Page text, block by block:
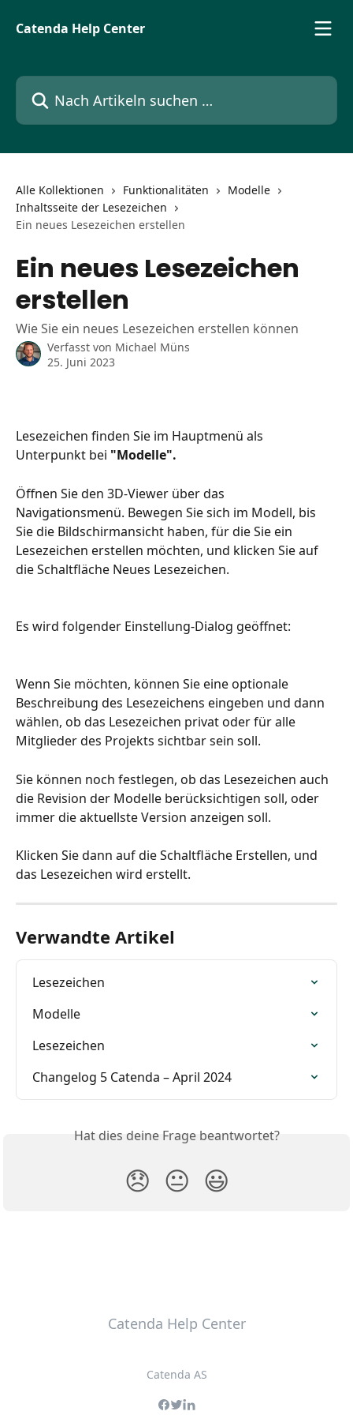
Catenda Help Center
Nach Artikeln suchen …
Alle Kollektionen Funktionalitäten
Modelle
Inhaltsseite der Lesezeichen
Ein neues Lesezeichen erstellen
Ein neues Lesezeichen
erstellen
Wie Sie ein neues Lesezeichen erstellen können
Verfasst von Michael Müns
25. Juni 2023
Lesezeichen finden Sie im Hauptmenü als
Unterpunkt bei "Modelle".
Öffnen Sie den 3D-Viewer über das
Navigationsmenü. Bewegen Sie sich im Modell, bis
Sie die Bildschirmansicht haben, für die Sie ein
Lesezeichen erstellen möchten, und klicken Sie auf
die Schaltfläche Neues Lesezeichen.
Es wird folgender Einstellung-Dialog geöffnet:
Wenn Sie möchten, können Sie eine optionale
Beschreibung des Lesezeichens eingeben und dann
wählen, ob das Lesezeichen privat oder für alle
Mitglieder des Projekts sichtbar sein soll.
Sie können noch festlegen, ob das Lesezeichen auch
die Revision der Modelle berücksichtigen soll, oder
immer die aktuellste Version anzeigen soll.
Klicken Sie dann auf die Schaltfläche Erstellen, und
das Lesezeichen wird erstellt.
Verwandte Artikel
Lesezeichen
Modelle
Lesezeichen
Changelog 5 Catenda – April 2024
Hat dies deine Frage beantwortet?
😞 😐 😃
Catenda Help Center
Catenda AS